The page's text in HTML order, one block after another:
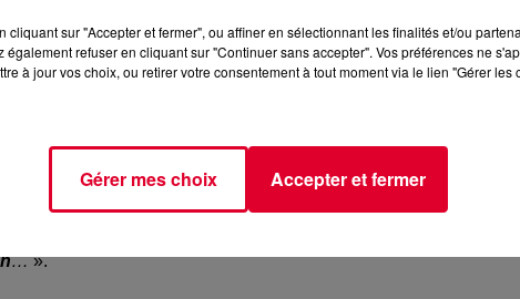
la simplicité de l'artiste et sa proximité avec son publique : «
qu’il trouve sur Internet pour réaliser ses musiques. C’est un
assez bon parce qu’il n’utilise pas que des platines, mais aussi
fait qu’il soit allé fairela promo de son nouvel album
en allant
…».
cliquant sur "Accepter et fermer", ou affiner en sélectionnant les finalités et/ou
également refuser en cliquant sur "Continuer sans accepter". Vos préférences ne
à jour vos choix, ou retirer votre consentement à tout moment via le lien "Gérer les
Gérer mes choix Accepter et fermer